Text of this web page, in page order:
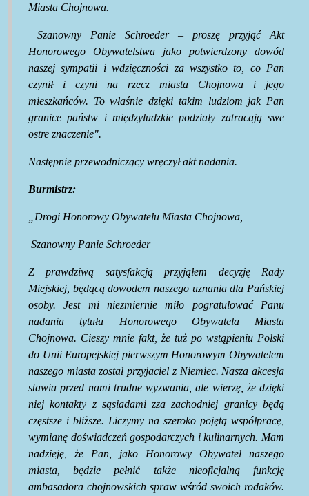
Miasta Chojnowa.
Szanowny Panie Schroeder – proszę przyjąć Akt
Honorowego Obywatelstwa jako potwierdzony dowód
naszej sympatii i wdzięczności za wszystko to, co Pan
czynił i czyni na rzecz miasta Chojnowa i jego
mieszkańców. To właśnie dzięki takim ludziom jak Pan
granice państw i międzyludzkie podziały zatracają swe
ostre znaczenie".
Następnie przewodniczący wręczył akt nadania.
Burmistrz:
„Drogi Honorowy Obywatelu Miasta Chojnowa,
Szanowny Panie Schroeder
Z prawdziwą satysfakcją przyjąłem decyzję Rady
Miejskiej, będącą dowodem naszego uznania dla Pańskiej
osoby. Jest mi niezmiernie miło pogratulować Panu
nadania tytułu Honorowego Obywatela Miasta
Chojnowa. Cieszy mnie fakt, że tuż po wstąpieniu Polski
do Unii Europejskiej pierwszym Honorowym Obywatelem
naszego miasta został przyjaciel z Niemiec. Nasza akcesja
stawia przed nami trudne wyzwania, ale wierzę, że dzięki
niej kontakty z sąsiadami zza zachodniej granicy będą
częstsze i bliższe. Liczymy na szeroko pojętą współpracę,
wymianę doświadczeń gospodarczych i kulinarnych. Mam
nadzieję, że Pan, jako Honorowy Obywatel naszego
miasta, będzie pełnić także nieoficjalną funkcję
ambasadora chojnowskich spraw wśród swoich rodaków.